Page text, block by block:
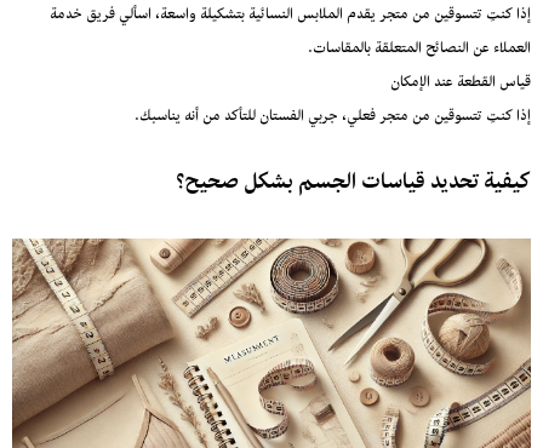
إذا كنتِ تتسوقين من متجر يقدم الملابس النسائية بتشكيلة واسعة، اسألي فريق خدمة
العملاء عن النصائح المتعلقة بالمقاسات.
قياس القطعة عند الإمكان
إذا كنتِ تتسوقين من متجر فعلي، جربي الفستان للتأكد من أنه يناسبك.
كيفية تحديد قياسات الجسم بشكل صحيح؟